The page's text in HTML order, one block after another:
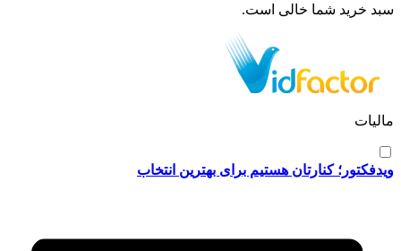
سبد خرید شما خالی است.
مالیات
ویدفکتور؛ کنارتان هستیم برای بهترین انتخاب